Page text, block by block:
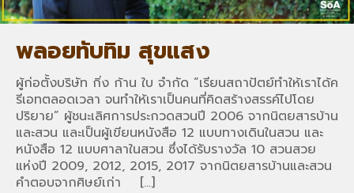
พลอยทับทิม สุขแสง
ผู้ก่อตั้งบริษัท กิ่ง ก้าน ใบ จำกัด ”เรียนสถาปัตย์ทำให้เราได้ค
รีเอทตลอดเวลา จนทำให้เราเป็นคนที่คิดสร้างสรรค์ไปโดย
ปริยาย” ผู้ชนะเลิศการประกวดสวนปี 2006 จากนิตยสารบ้าน
และสวน และเป็นผู้เขียนหนังสือ 12 แบบทางเดินในสวน และ
หนังสือ 12 แบบศาลาในสวน ซึ่งได้รับรางวัล 10 สวนสวย
แห่งปี 2009, 2012, 2015, 2017 จากนิตยสารบ้านและสวน
คำตอบจากศิษย์เก่า
[…]